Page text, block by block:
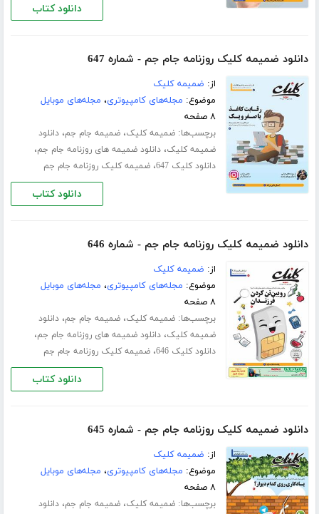
دانلود کتاب
دانلود ضمیمه کلیک روزنامه جام جم - شماره 647
از: ضمیمه کلیک
موضوع: مجله‌های کامپیوتری، مجله‌های موبایل
۸ صفحه
برچسب‌ها:ضمیمه کلیک،ضمیمه جام جم،دانلود
ضمیمه کلیک،دانلود ضمیمه های روزنامه جام جم،
دانلود کلیک 647 ،ضمیمه کلیک روزنامه جام جم
دانلود کتاب
دانلود ضمیمه کلیک روزنامه جام جم - شماره 646
از: ضمیمه کلیک
موضوع: مجله‌های کامپیوتری، مجله‌های موبایل
۸ صفحه
برچسب‌ها:ضمیمه کلیک،ضمیمه جام جم،دانلود
ضمیمه کلیک،دانلود ضمیمه های روزنامه جام جم،
دانلود کلیک 646 ،ضمیمه کلیک روزنامه جام جم
دانلود کتاب
دانلود ضمیمه کلیک روزنامه جام جم - شماره 645
از: ضمیمه کلیک
موضوع: مجله‌های کامپیوتری، مجله‌های موبایل
۸ صفحه
برچسب‌ها:ضمیمه کلیک،ضمیمه جام جم،دانلود